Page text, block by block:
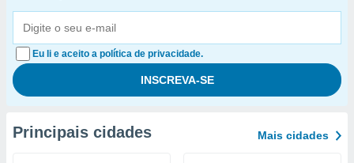
Eu li e aceito a política de privacidade.
Principais cidades Mais cidades